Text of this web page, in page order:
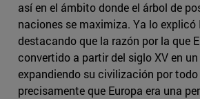
así en el ámbito donde el árbol de
naciones se maximiza. Ya lo explicó
destacando que la razón por la que
convertido a partir del siglo XV en
expandiendo su civilización por todo
precisamente que Europa era una